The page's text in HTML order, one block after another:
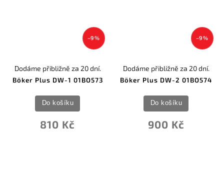
–9 %
Böker Plus DW-1 01BO573
Dodáme přibližně za 20 dní.
810 Kč
Do košíku
–9 %
Böker Plus DW-2 01BO574
Dodáme přibližně za 20 dní.
900 Kč
Do košíku